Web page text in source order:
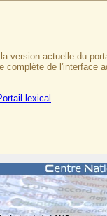
version actuelle du
complète de l'interface
lexical